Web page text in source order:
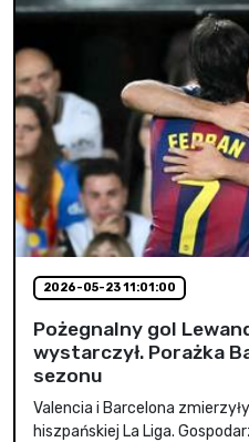
2026-05-23 11:01:00
Pożegnalny gol
wystarczył. Porażka
sezonu
Valencia i Barcelona
hiszpańskiej La Liga.